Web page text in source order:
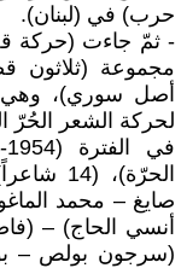
حرب) في (لبنان).
مجموعة (ثلاثون
أصل سوري)، وهي
لحركة الشعر الحُرّ
صايغ – محمد
أنسي الحاج) –
(سرجون بولص –